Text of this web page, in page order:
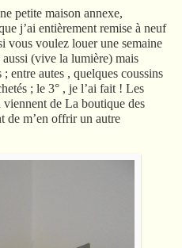
petite maison annexe,
j’ai entièrement remise à neuf
vous voulez louer une semaine
(vive la lumière) mais
entre autes , quelques coussins
; le 3° , je l’ai fait ! Les
viennent de La boutique des
de m’en offrir un autre